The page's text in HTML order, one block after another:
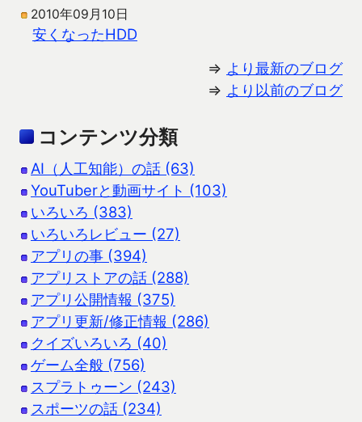
2010年09月10日
安くなったHDD
⇒ より最新のブログ
⇒ より以前のブログ
コンテンツ分類
AI（人工知能）の話 (63)
YouTuberと動画サイト (103)
いろいろ (383)
いろいろレビュー (27)
アプリの事 (394)
アプリストアの話 (288)
アプリ公開情報 (375)
アプリ更新/修正情報 (286)
クイズいろいろ (40)
ゲーム全般 (756)
スプラトゥーン (243)
スポーツの話 (234)